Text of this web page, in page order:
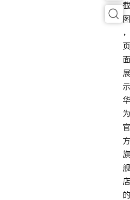
截
图
，
页
面
展
示
华
为
官
方
旗
舰
店
的